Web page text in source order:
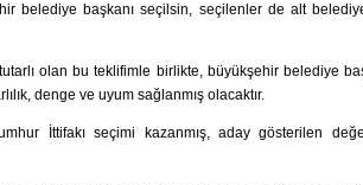
belediye başkanı seçilsin, seçilenler de alt
olan bu teklifimle birlikte, büyükşehir belediye
denge ve uyum sağlanmış olacaktır.
İttifakı seçimi kazanmış, aday gösterilen